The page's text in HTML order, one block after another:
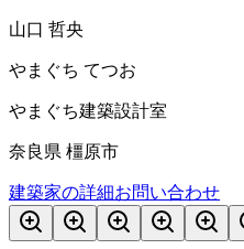
山口 哲央
やまぐち てつお
やまぐち建築設計室
奈良県 橿原市
建築家の詳細お問い合わせ